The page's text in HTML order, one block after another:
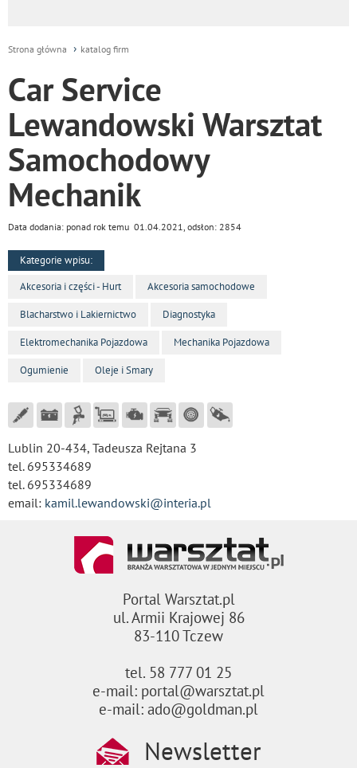
Strona główna katalog firm
Car Service
Lewandowski Warsztat
Samochodowy
Mechanik
Data dodania: ponad rok temu 01.04.2021, odsłon: 2854
Kategorie wpisu:
Akcesoria i części - Hurt
Akcesoria samochodowe
Blacharstwo i Lakiernictwo Diagnostyka
Elektromechanika Pojazdowa Mechanika Pojazdowa
Ogumienie Oleje i Smary
Lublin 20-434, Tadeusza Rejtana 3
tel. 695334689
tel. 695334689
email: kamil.lewandowski@interia.pl
Portal Warsztat.pl
ul. Armii Krajowej 86
83-110 Tczew
tel. 58 777 01 25
e-mail: portal@warsztat.pl
e-mail: ado@goldman.pl
Newsletter